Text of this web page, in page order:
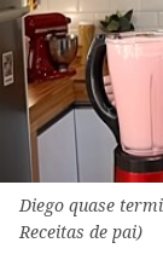
Diego quase
Receitas de pai)